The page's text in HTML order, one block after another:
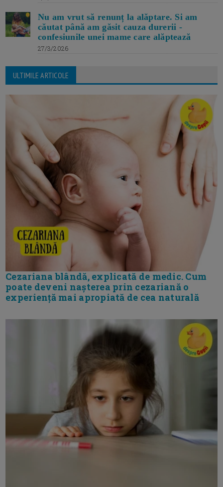
Nu am vrut să renunț la alăptare. Si am
căutat până am găsit cauza durerii -
confesiunile unei mame care alăptează
27/3/2026
ULTIMILE ARTICOLE
Cezariana blândă, explicată de medic. Cum
poate deveni nașterea prin cezariană o
experiență mai apropiată de cea naturală